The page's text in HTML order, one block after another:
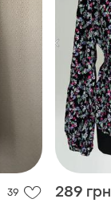
39 289 грн